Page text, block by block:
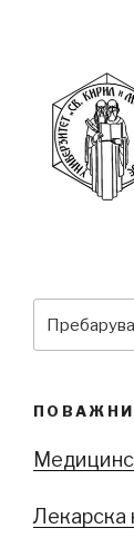
Лекарска